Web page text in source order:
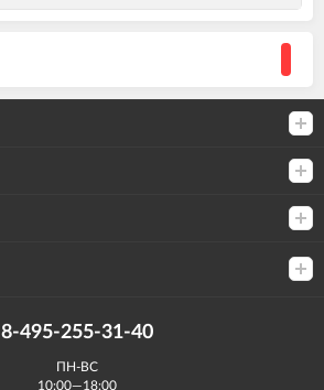
8-495-255-31-40
ПН-ВС
10:00—18:00